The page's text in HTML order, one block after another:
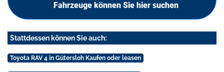
Fahrzeuge können Sie hier suchen
Stattdessen können Sie auch:
Toyota RAV 4 in Gütersloh Kaufen oder leasen